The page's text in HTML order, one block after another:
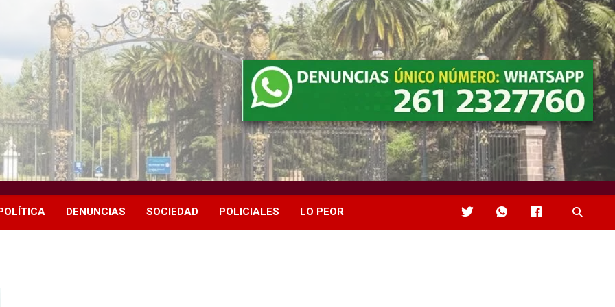
DENUNCIAS SOCIEDAD POLICIALES LO PEOR